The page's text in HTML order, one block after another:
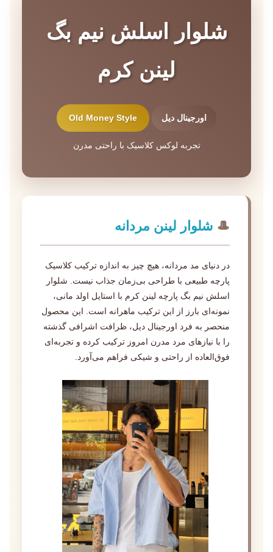
شلوار اسلش نیم بگ
لینن کرم
اورجینال دیل Old Money Style
تجربه لوکس کلاسیک با راحتی مدرن
🎩 شلوار لینن مردانه
در دنیای مد مردانه، هیچ چیز به اندازه ترکیب کلاسیک
پارچه طبیعی با طراحی بی‌زمان جذاب نیست. شلوار
اسلش نیم بگ پارچه لینن کرم با استایل اولد مانی،
نمونه‌ای بارز از این ترکیب ماهرانه است. این محصول
منحصر به فرد اورجینال دیل، ظرافت اشرافی گذشته
را با نیازهای مرد مدرن امروز ترکیب کرده و تجربه‌ای
فوق‌العاده از راحتی و شیکی فراهم می‌آورد.